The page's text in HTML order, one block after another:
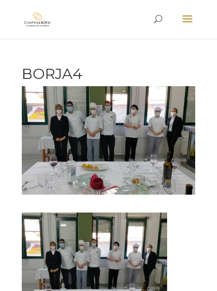
BORJA4